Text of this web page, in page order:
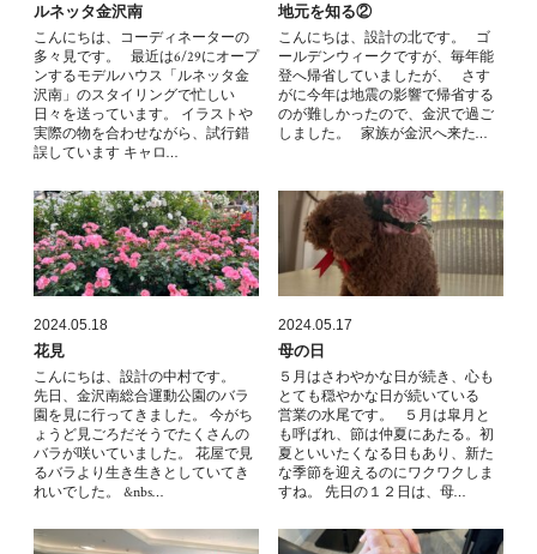
ルネッタ金沢南
こんにちは、コーディネーターの
多々見です。 最近は6/29にオープ
ンするモデルハウス「ルネッタ金
沢南」のスタイリングで忙しい
日々を送っています。 イラストや
実際の物を合わせながら、試行錯
誤しています キャロ…
地元を知る②
こんにちは、設計の北です。 ゴ
ールデンウィークですが、毎年能
登へ帰省していましたが、 さす
がに今年は地震の影響で帰省する
のが難しかったので、金沢で過ご
しました。 家族が金沢へ来た…
2024.05.18
花見
こんにちは、設計の中村です。
先日、金沢南総合運動公園のバラ
園を見に行ってきました。 今がち
ょうど見ごろだそうでたくさんの
バラが咲いていました。 花屋で見
るバラより生き生きとしていてき
れいでした。 &nbs…
2024.05.17
母の日
５月はさわやかな日が続き、心も
とても穏やかな日が続いている
営業の水尾です。 ５月は皐月と
も呼ばれ、節は仲夏にあたる。初
夏といいたくなる日もあり、新た
な季節を迎えるのにワクワクしま
すね。 先日の１２日は、母…